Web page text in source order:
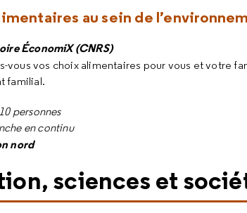
au sein de
ÉconomiX (CNRS)
vous vos choix alimentaires pour vous et votre
familial.
personnes
en continu
nord
sciences et